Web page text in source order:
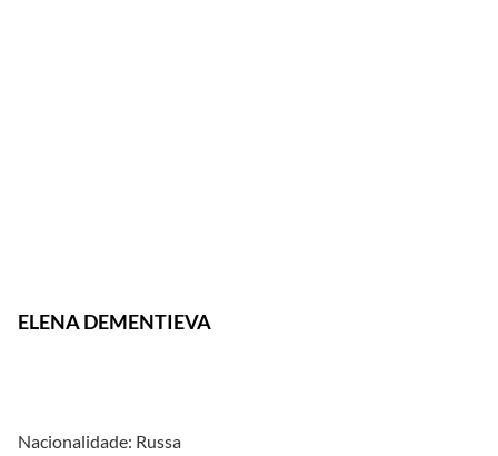
ELENA DEMENTIEVA
Nacionalidade: Russa